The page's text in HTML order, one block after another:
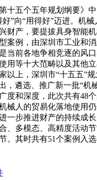
个五年规划纲要》中
”向“用得好”迈进。机
财产，要提拔具身智能
例，由深圳市工业和
当前各地争相竞逐的风
用等十大范畴以及其他
以上，深圳市“十五五”
，遴选、推广新一批“
度和深度，此次共有
械人的贸易化落地使用
步推进财产的持续成
、多模态、高精度活动
。其时共有51个案例入选